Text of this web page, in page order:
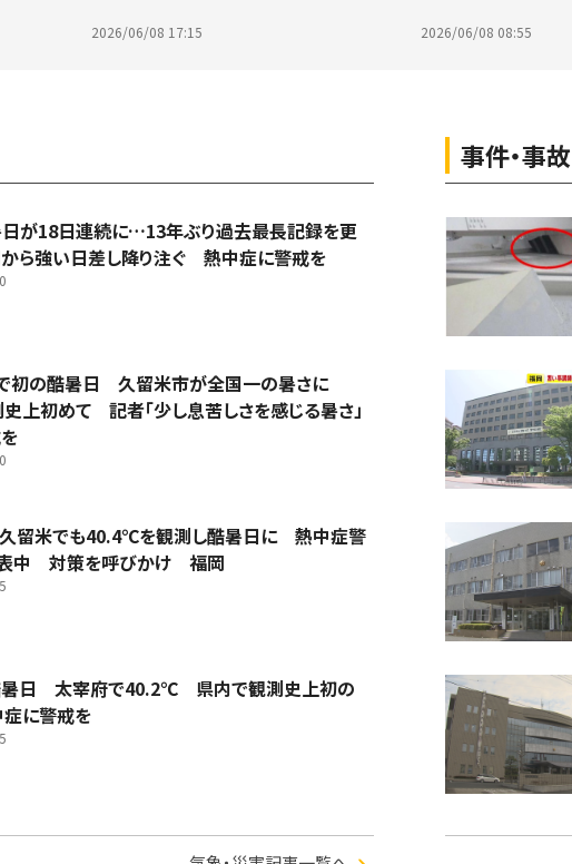
2026/06/08 17:15 2026/06/08 08:55
が18日連続に…13年ぶり過去最長記録を更
ら強い日差し降り注ぐ 熱中症に警戒を
初の酷暑日 久留米市が全国一の暑さに
上初めて 記者「少し息苦しさを感じる暑さ」
留米でも40.4℃を観測し酷暑日に 熱中症警
表中 対策を呼びかけ 福岡
暑日 太宰府で40.2℃ 県内で観測史上初の
に警戒を
事件・事故